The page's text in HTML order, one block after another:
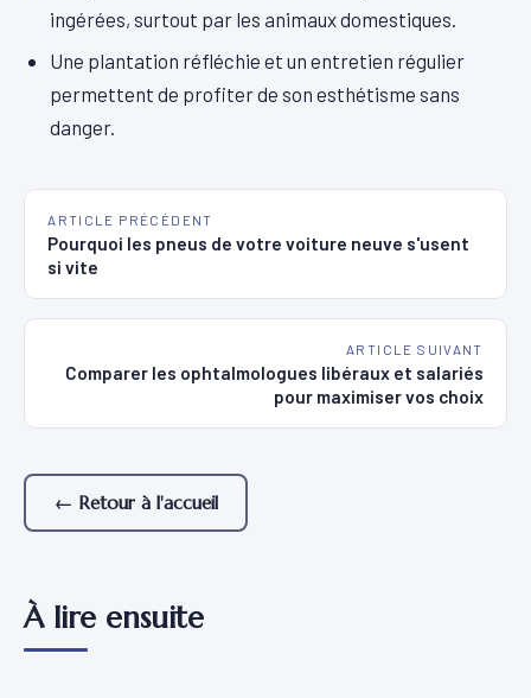
ingérées, surtout par les animaux domestiques.
Une plantation réfléchie et un entretien régulier
permettent de profiter de son esthétisme sans
danger.
ARTICLE PRÉCÉDENT
Pourquoi les pneus de votre voiture neuve s'usent
si vite
ARTICLE SUIVANT
Comparer les ophtalmologues libéraux et salariés
pour maximiser vos choix
← Retour à l'accueil
À lire ensuite